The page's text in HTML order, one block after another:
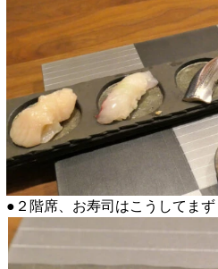
●２階席、お寿司はこうしてまず